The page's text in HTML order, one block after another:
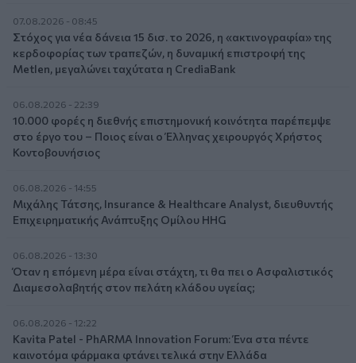
07.08.2026 - 08:45
Στόχος για νέα δάνεια 15 δισ. το 2026, η «ακτινογραφία» της
κερδοφορίας των τραπεζών, η δυναμική επιστροφή της
Metlen, μεγαλώνει ταχύτατα η CrediaBank
06.08.2026 - 22:39
10.000 φορές η διεθνής επιστημονική κοινότητα παρέπεμψε
στο έργο του – Ποιος είναι ο Έλληνας χειρουργός Χρήστος
Κοντοβουνήσιος
06.08.2026 - 14:55
Μιχάλης Τάτσης, Insurance & Healthcare Analyst, διευθυντής
Επιχειρηματικής Ανάπτυξης Ομίλου HHG
06.08.2026 - 13:30
Όταν η επόμενη μέρα είναι στάχτη, τι θα πει ο Ασφαλιστικός
Διαμεσολαβητής στον πελάτη κλάδου υγείας;
06.08.2026 - 12:22
Kavita Patel - PhARMA Innovation Forum: Ένα στα πέντε
καινοτόμα φάρμακα φτάνει τελικά στην Ελλάδα